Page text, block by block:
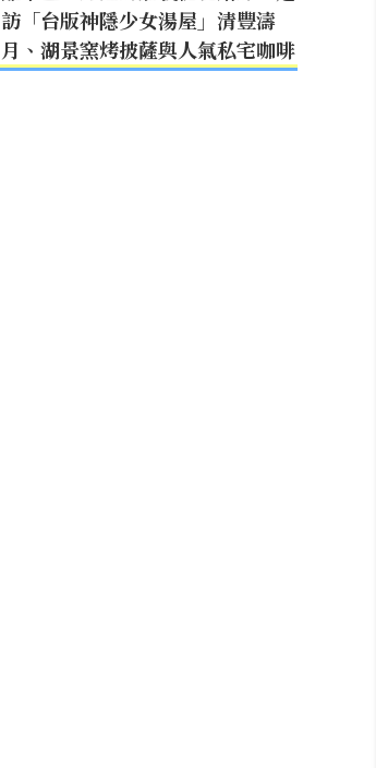
訪「台版神隱少女湯屋」清豐濤
月、湖景窯烤披薩與人氣私宅咖啡